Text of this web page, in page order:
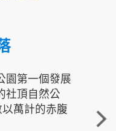
園第一個發展
社頂自然公
萬計的赤腹
重
走進